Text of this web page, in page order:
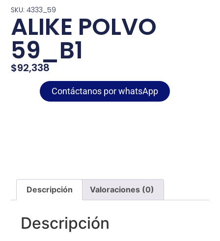
SKU: 4333_59
ALIKE POLVO
59_B1
$92,338
Contáctanos por whatsApp
Descripción Valoraciones (0)
Descripción